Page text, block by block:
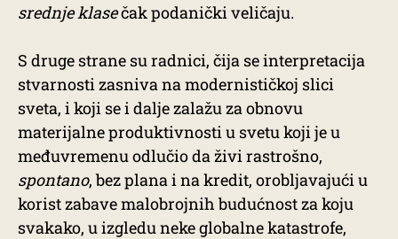
srednje klasečak podanički veličaju.
S druge strane su radnici, čija se interpretacija
stvarnosti zasniva na modernističkoj slici
sveta, i koji se i dalje zalažu za obnovu
materijalne produktivnosti u svetu koji je u
međuvremenu odlučio da živi rastrošno,
spontano, bez plana i na kredit, orobljavajući u
korist zabave malobrojnih budućnost za koju
svakako, u izgledu neke globalne katastrofe,